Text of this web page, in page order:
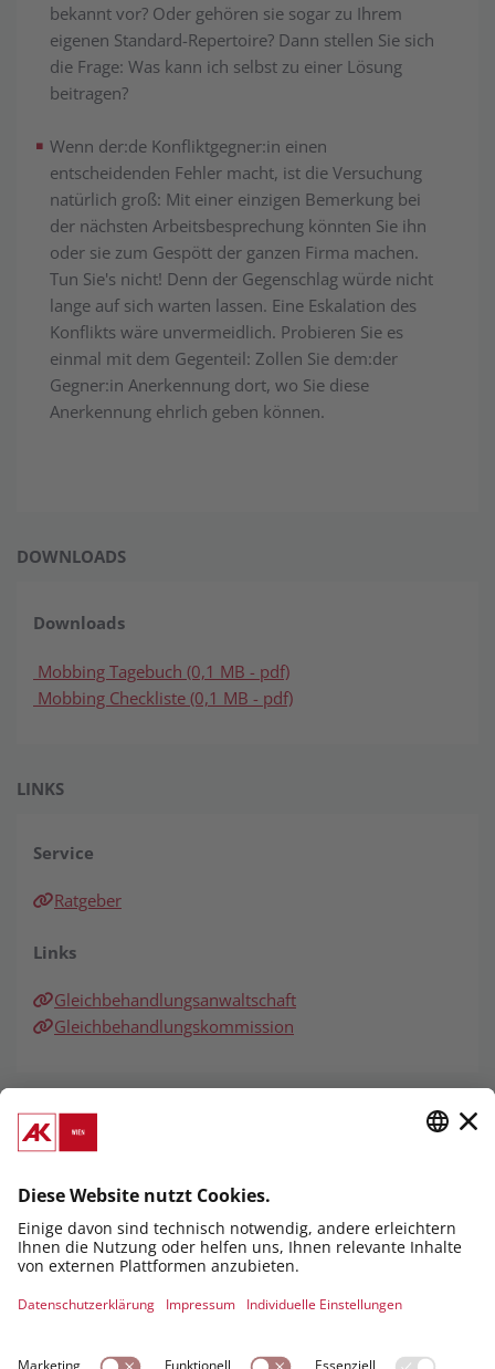
bekannt vor? Oder gehören sie sogar zu Ihrem
eigenen Standard-Reper­toire? Dann stellen Sie sich
die Frage: Was kann ich selbst zu einer Lösung
bei­trag­en?
Wenn der:de Konfliktgegner:in einen
entscheidenden Fehler macht, ist die Ver­such­ung
natürlich groß: Mit einer einzigen Bemerkung bei
der nächsten Ar­beits­be­sprech­ung könnten Sie ihn
oder sie zum Gespött der ganzen Firma machen.
Tun Sie's nicht! Denn der Gegenschlag würde nicht
lange auf sich warten lassen. Eine Eskalation des
Konflikts wäre unvermeidlich. Probieren Sie es
ein­mal mit dem Gegenteil: Zollen Sie dem:der
Gegner:in Anerkennung dort, wo Sie diese
Anerkennung ehrlich geben können.
DOWNLOADS
Downloads
Mobbing Tagebuch (0,1 MB - pdf)
Mobbing Checkliste (0,1 MB - pdf)
LINKS
Service
Ratgeber
Links
Gleichbehandlungsanwaltschaft
Gleichbehandlungskommission
KONTAKT
Arbeitsrecht
Telefonische Auskunft
Montag bis Freitag, 8 -15:45 Uhr